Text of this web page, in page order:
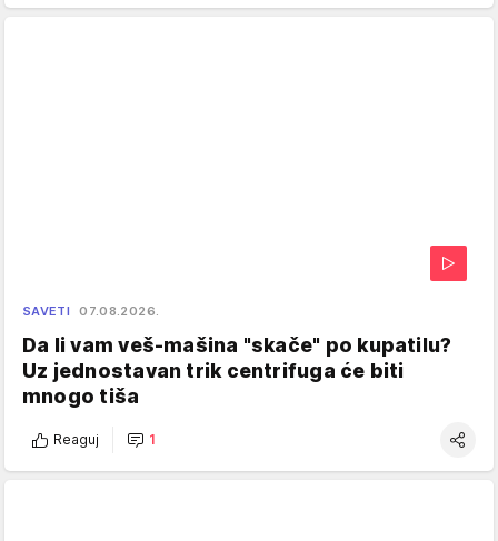
SAVETI 07.08.2026.
Da li vam veš-mašina "skače" po kupatilu?
Uz jednostavan trik centrifuga će biti
mnogo tiša
Reaguj 1